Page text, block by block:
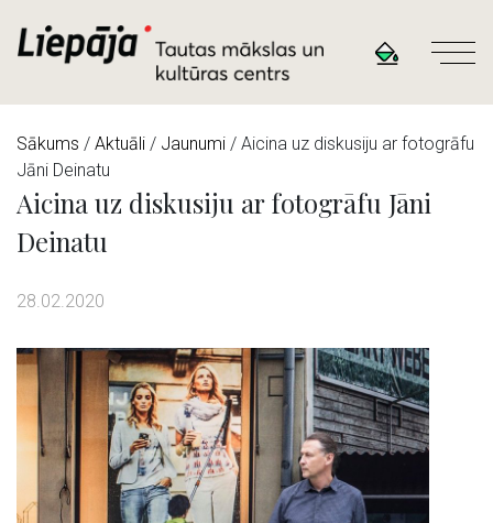
Sākums / Aktuāli / Jaunumi / Aicina uz diskusiju ar fotogrāfu
Jāni Deinatu
Aicina uz diskusiju ar fotogrāfu Jāni
Deinatu
28.02.2020